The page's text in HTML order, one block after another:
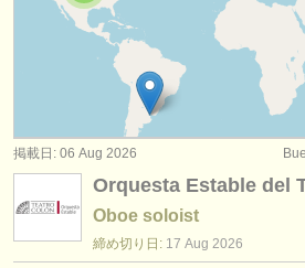
コンクール
楽器の販売
盗まれた楽器
ディレクトリー:
オーケストラ
音楽学校
degree courses: オーボエ
degree courses: baroque oboe (1)
コンクール: オーボエ
楽器の販売: オーボエ
盗まれた楽器: オーボエ
掲載日: 06 Aug 2026
Orquesta Estable del
Oboe soloist
締め切り日: 17 Aug 2026